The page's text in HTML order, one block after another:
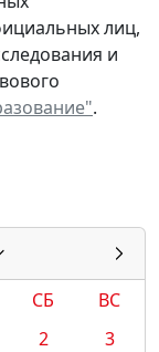
лиц,
и
.
СБ
ВС
2
3